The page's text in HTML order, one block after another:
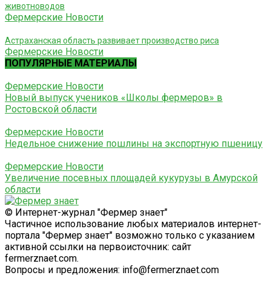
животноводов
Фермерские Новости
Астраханская область развивает производство риса
Фермерские Новости
ПОПУЛЯРНЫЕ МАТЕРИАЛЫ
Фермерские Новости
Новый выпуск учеников «Школы фермеров» в
Ростовской области
Фермерские Новости
Недельное снижение пошлины на экспортную пшеницу
Фермерские Новости
Увеличение посевных площадей кукурузы в Амурской
области
© Интернет-журнал "Фермер знает"
Частичное использование любых материалов интернет-
портала "Фермер знает" возможно только с указанием
активной ссылки на первоисточник: сайт
fermerznaet.com.
Вопросы и предложения: info@fermerznaet.com